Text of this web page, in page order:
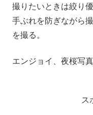
撮りたいときは絞り
手ぶれを防ぎながら
を撮る。
エンジョイ、夜桜写真
ス